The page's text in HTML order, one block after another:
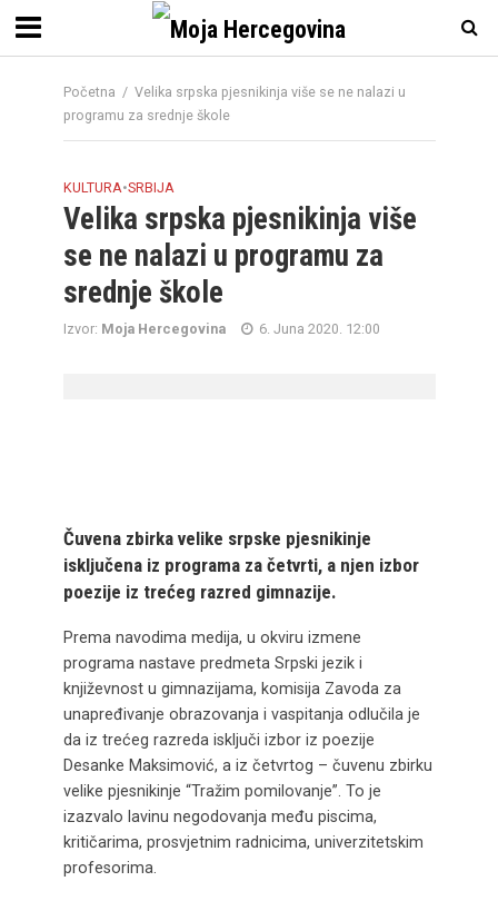
Početna / Velika srpska pjesnikinja više se ne nalazi u
programu za srednje škole
KULTURA•SRBIJA
Velika srpska pjesnikinja više
se ne nalazi u programu za
srednje škole
Izvor: Moja Hercegovina 6. Juna 2020. 12:00
Čuvena zbirka velike srpske pjesnikinje
isključena iz programa za četvrti, a njen izbor
poezije iz trećeg razred gimnazije.
Prema navodima medija, u okviru izmene
programa nastave predmeta Srpski jezik i
književnost u gimnazijama, komisija Zavoda za
unapređivanje obrazovanja i vaspitanja odlučila je
da iz trećeg razreda isključi izbor iz poezije
Desanke Maksimović, a iz četvrtog – čuvenu zbirku
velike pjesnikinje “Tražim pomilovanje”. To je
izazvalo lavinu negodovanja među piscima,
kritičarima, prosvjetnim radnicima, univerzitetskim
profesorima.